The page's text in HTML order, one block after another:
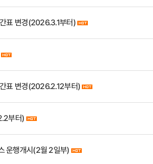
표 변경(2026.3.1부터)
표 변경(2026.2.12부터)
부터)
운행개시(2월 2일부)